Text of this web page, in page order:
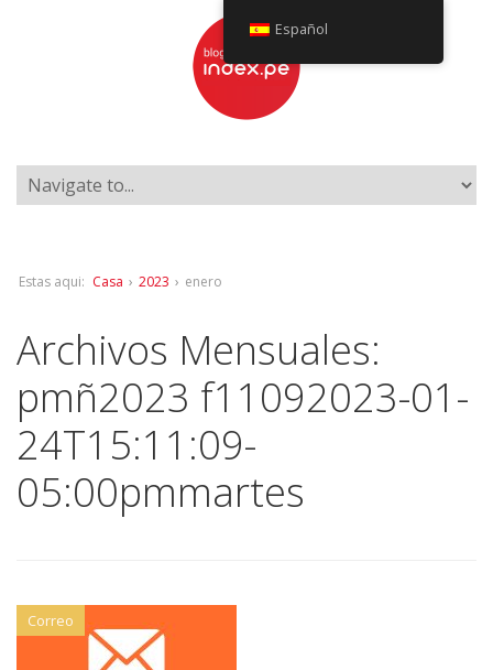
Estas aqui: Casa › 2023 › enero
Archivos Mensuales:
pmñ2023 f11092023-01-
24T15:11:09-
05:00pmmartes
Correo
Español